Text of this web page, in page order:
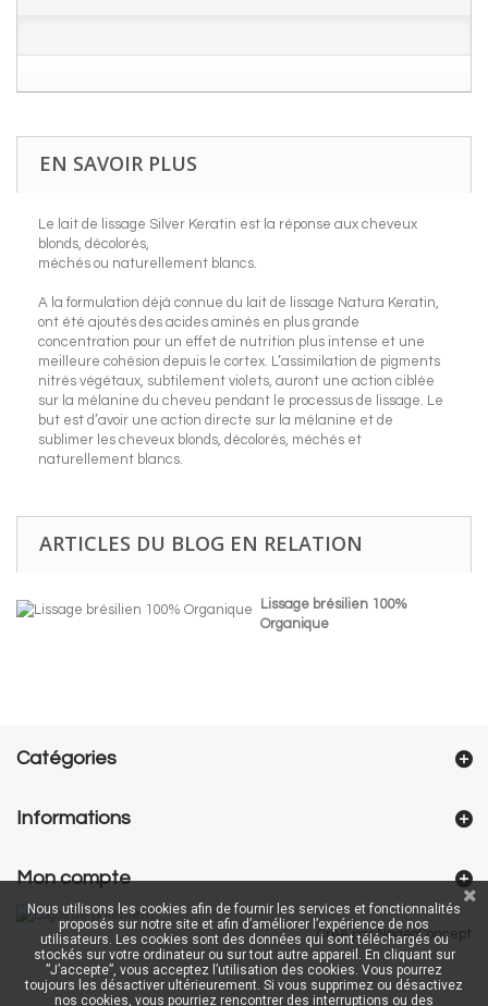
EN SAVOIR PLUS
Le lait de lissage Silver Keratin est la réponse aux cheveux
blonds, décolorés,
méchés ou naturellement blancs.
A la formulation déjà connue du lait de lissage Natura Keratin,
ont été ajoutés des acides aminés en plus grande
concentration pour un effet de nutrition plus intense et une
meilleure cohésion depuis le cortex. L’assimilation de pigments
nitrés végétaux, subtilement violets, auront une action ciblée
sur la mélanine du cheveu pendant le processus de lissage. Le
but est d’avoir une action directe sur la mélanine et de
sublimer les cheveux blonds, décolorés, méchés et
naturellement blancs.
ARTICLES DU BLOG EN RELATION
Lissage brésilien 100%
Organique
Catégories
Informations
Mon compte
Créé par NageoConcept
Nous utilisons les cookies afin de fournir les services et fonctionnalités
proposés sur notre site et afin d’améliorer l’expérience de nos
utilisateurs. Les cookies sont des données qui sont téléchargés ou
stockés sur votre ordinateur ou sur tout autre appareil. En cliquant sur
”J’accepte”, vous acceptez l’utilisation des cookies. Vous pourrez
toujours les désactiver ultérieurement. Si vous supprimez ou désactivez
nos cookies, vous pourriez rencontrer des interruptions ou des